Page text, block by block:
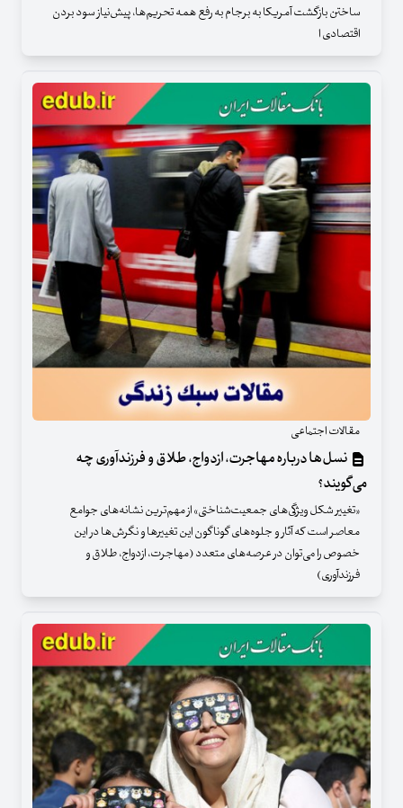
ساختن بازگشت آمریکا به برجام به رفع همه تحریم‌ها، پیش‌نیاز سود بردن
اقتصادی ا
مقالات اجتماعی
نسل‌ها درباره مهاجرت، ازدواج، طلاق و فرزندآوری چه
می‌گویند؟
«تغییر شکل ویژگی‌های جمعیت‌شناختی» از مهم‌ترین نشانه‌های جوامع
معاصر است که آثار و جلوه‌های گوناگون این تغییرها و نگرش‌ها در این
خصوص را می‌توان در عرصه‌های متعدد (مهاجرت، ازدواج، طلاق و
فرزندآوری)